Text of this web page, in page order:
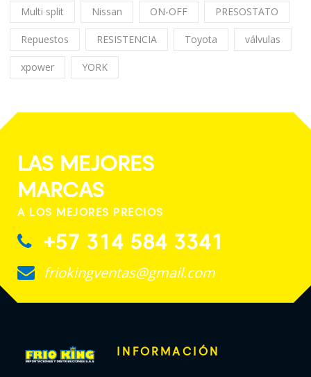
Multi split Nissan ON-OFF PRESOSTATO
Repuestos RESISTENCIA Toyota válvulas
xpower YORK
LAS MEJORES
MARCAS
A LOS MEJORES PRECIOS
+57 314 584 3341
friokingventas@gmail.com
INFORMACIÓN